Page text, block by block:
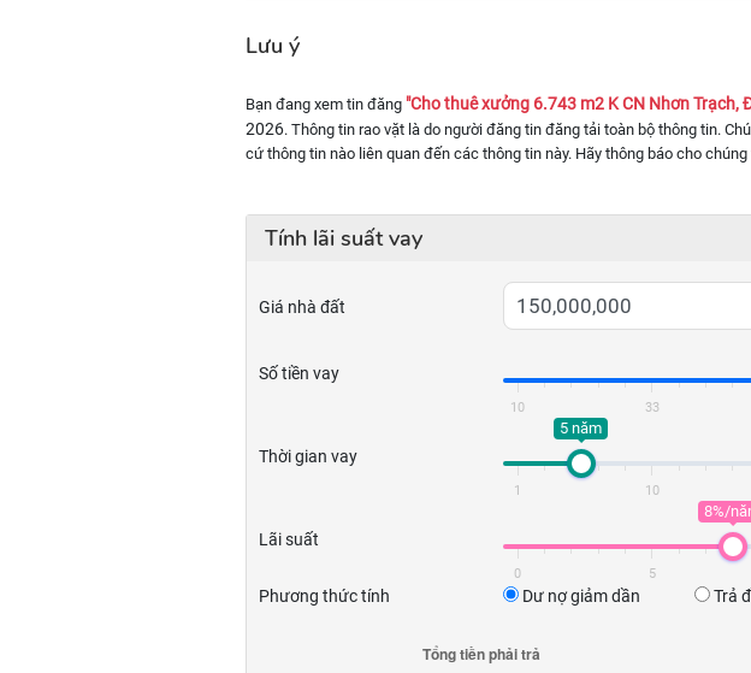
Lưu ý
Bạn đang xem tin đăng "Cho thuê xưởng 6.743 m2 K CN Nhơn Trạch,
2026. Thông tin rao vặt là do người đăng tin đăng tải toàn bộ thông tin.
cứ thông tin nào liên quan đến các thông tin này. Hãy thông báo cho
Tính lãi suất vay
Giá nhà đất
Số tiền vay
10 33
Thời gian vay
5 năm
1 10
Lãi suất
8%/
0 5
Phương thức tính Dư nợ giảm dần Trả